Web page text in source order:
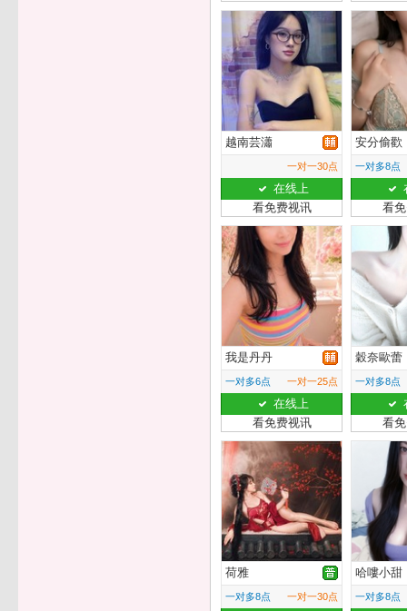
越南芸瀟
一对一30点
在线上
看免费视讯
安分偷歡
一对多8点
看
我是丹丹
一对多6点 一对一25点
在线上
看免费视讯
穀奈歐蕾
一对多8点
看
荷雅
一对多8点 一对一30点
哈嘍小甜
一对多8点